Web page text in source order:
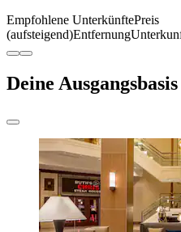
Empfohlene UnterkünftePreis
(aufsteigend)Entfernung
Deine